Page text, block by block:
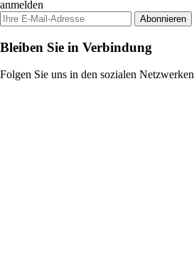
anmelden
Abonnieren
Bleiben Sie in Verbindung
Folgen Sie uns in den sozialen Netzwerken